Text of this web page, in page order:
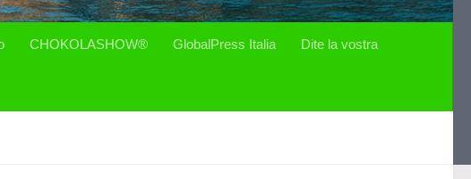
CHOKOLASHOW® GlobalPress Italia Dite la vostra